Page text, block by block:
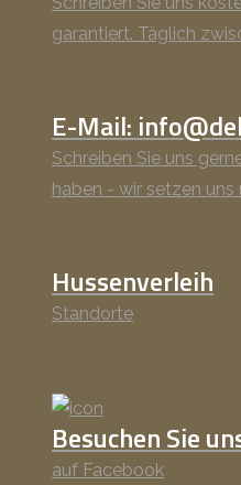
garantiert. Täglich
E-Mail:
Schreiben Sie uns
haben - wir setzen uns
Hussenverleih
Standorte
Besuchen Sie
auf Facebook